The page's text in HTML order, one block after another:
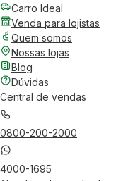
Carro Ideal
Venda para lojistas
Quem somos
Nossas lojas
Blog
Dúvidas
Central de vendas
0800-200-2000
4000-1695